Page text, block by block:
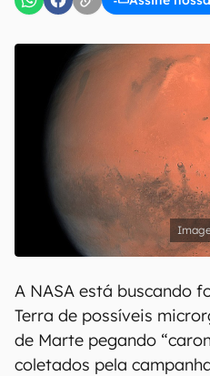
Uso e Política de
A NASA está buscando
Terra de possíveis
de Marte pegando
coletados pela